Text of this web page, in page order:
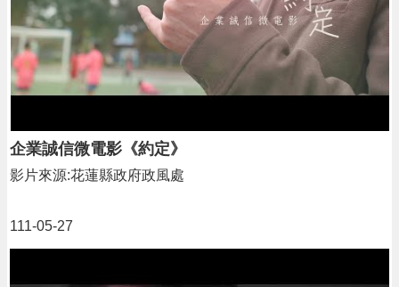
企業誠信微電影《約定》
111-05-27
影片來源:花蓮縣政府政風處